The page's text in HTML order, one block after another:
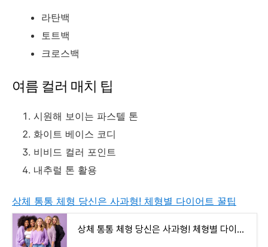
라탄백
토트백
크로스백
여름 컬러 매치 팁
시원해 보이는 파스텔 톤
화이트 베이스 코디
비비드 컬러 포인트
내추럴 톤 활용
상체 통통 체형 당신은 사과형! 체형별 다이어트 꿀팁
상체 통통 체형 당신은 사과형! 체형별 다이어트 꿀팁